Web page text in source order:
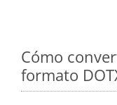
Cómo
formato